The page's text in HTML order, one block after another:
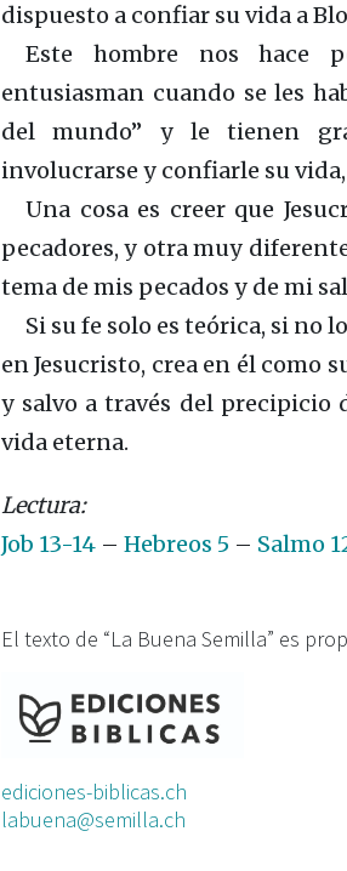
dispuesto a confiar su vida a
Este hombre nos hace
entusiasman cuando se les
del mundo” y le tienen
involucrarse y confiarle su
Una cosa es creer que
pecadores, y otra muy
tema de mis pecados y de mi
Si su fe solo es teórica, si no
en Jesucristo, crea en él como
y salvo a través del precipicio
vida eterna.
Job 13-14 – Hebreos 5 – Salmo
El texto de “La Buena Semilla” es
ediciones-biblicas.ch
labuena@semilla.ch